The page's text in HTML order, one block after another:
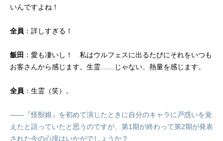
いんですよね！
全員 ：詳しすぎる！
飯田 ：愛も凄いし！ 私はウルフェスに出るたびにそれをいつも
お客さんから感じます。生霊……じゃない、熱量を感じます。
全員 ：生霊（笑）。
――『怪獣娘』を初めて演じたときに自分のキャラに戸惑いを覚
えたと語っていたと思うのですが、第1期が終わって第2期が発表
された今の心境はいかがでしょうか？